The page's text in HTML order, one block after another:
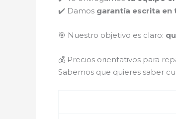
✔️ Damos garantía escrita en
🎯 Nuestro objetivo es claro:
💰 Precios orientativos para
Sabemos que quieres saber